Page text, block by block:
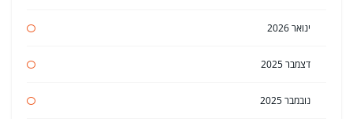
ינואר 2026
דצמבר 2025
נובמבר 2025